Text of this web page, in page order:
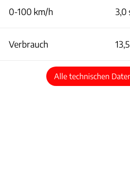
0-100 km/h 3,0
Verbrauch
Alle technischen